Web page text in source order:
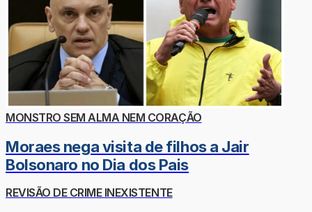
MONSTRO SEM ALMA NEM CORAÇÃO
Moraes nega visita de filhos a Jair
Bolsonaro no Dia dos Pais
REVISÃO DE CRIME INEXISTENTE